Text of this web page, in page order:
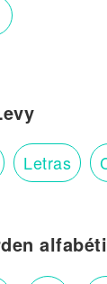
Letras